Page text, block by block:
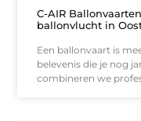
C-AIR
ballonvlucht in
Een ballonvaart is
belevenis die je nog
combineren we